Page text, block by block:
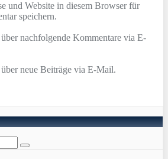
und Website in diesem Browser für
speichern.
nachfolgende Kommentare via E-
neue Beiträge via E-Mail.